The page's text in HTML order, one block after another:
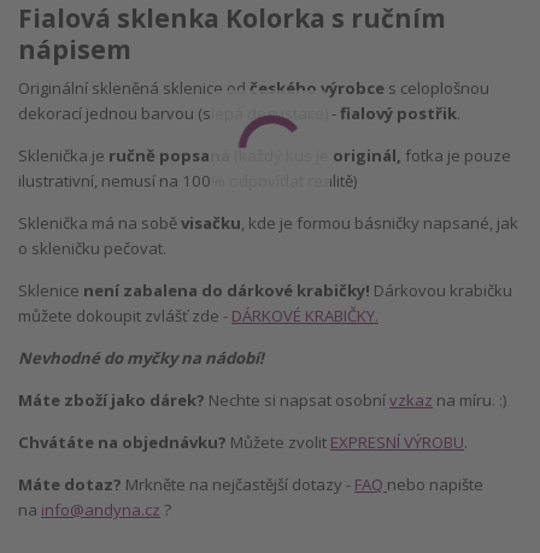
Fialová sklenka Kolorka s ručním
nápisem
Originální skleněná sklenice od českého výrobce s celoplošnou
dekorací jednou barvou (slepá degustace) -fialový postřik.
Sklenička je ručně popsaná (každý kus je originál, fotka je pouze
ilustrativní, nemusí na 100% odpovídat realitě)
Sklenička má na soběvisačku, kde je formou básničky napsané, jak
o skleničku pečovat.
Sklenice není zabalena do dárkové krabičky! Dárkovou krabičku
můžete dokoupit zvlášť zde - DÁRKOVÉ KRABIČKY.
Nevhodné do myčky na nádobí!
Máte zboží jako dárek? Nechte si napsat osobnívzkaz na míru. :)
Chvátáte na objednávku? Můžete zvolit EXPRESNÍ VÝROBU.
Máte dotaz? Mrkněte na nejčastější dotazy - FAQ nebo napište
na info@andyna.cz ?